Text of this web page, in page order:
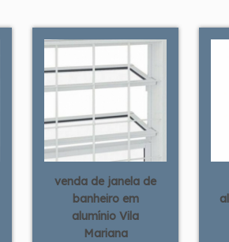
venda de janela de
banheiro em
alumínio Vila
Mariana